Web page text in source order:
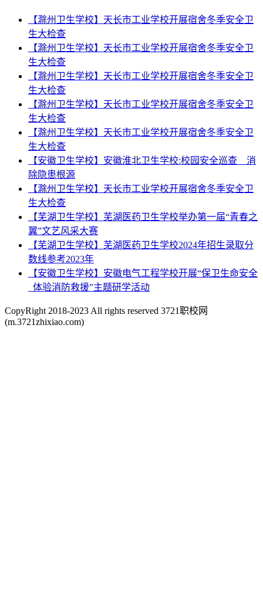
【滁州卫生学校】天长市工业学校开展宿舍冬季安全卫
生大检查
【滁州卫生学校】天长市工业学校开展宿舍冬季安全卫
生大检查
【滁州卫生学校】天长市工业学校开展宿舍冬季安全卫
生大检查
【滁州卫生学校】天长市工业学校开展宿舍冬季安全卫
生大检查
【滁州卫生学校】天长市工业学校开展宿舍冬季安全卫
生大检查
【安徽卫生学校】安徽淮北卫生学校:校园安全巡查__消
除隐患根源
【滁州卫生学校】天长市工业学校开展宿舍冬季安全卫
生大检查
【芜湖卫生学校】芜湖医药卫生学校举办第一届“青春之
翼”文艺风采大赛
【芜湖卫生学校】芜湖医药卫生学校2024年招生录取分
数线参考2023年
【安徽卫生学校】安徽电气工程学校开展“保卫生命安全
_体验消防救援”主题研学活动
CopyRight 2018-2023 All rights reserved 3721职校网
(m.3721zhixiao.com)